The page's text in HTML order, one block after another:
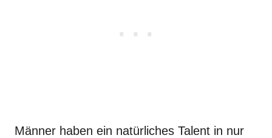
Männer haben ein natürliches Talent in nur